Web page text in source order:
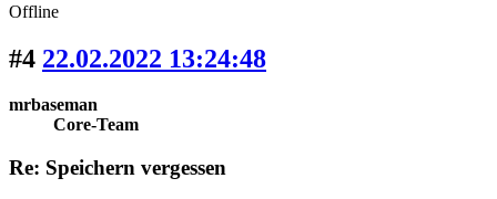
Offline
#4 22.02.2022 13:24:48
mrbaseman
Core-Team
Re: Speichern vergessen